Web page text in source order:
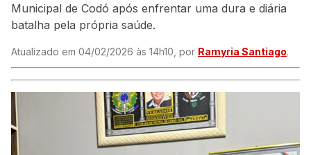
Municipal de Codó após enfrentar uma dura e diária
batalha pela própria saúde.
Atualizado em 04/02/2026 às 14h10, por Ramyria Santiago.